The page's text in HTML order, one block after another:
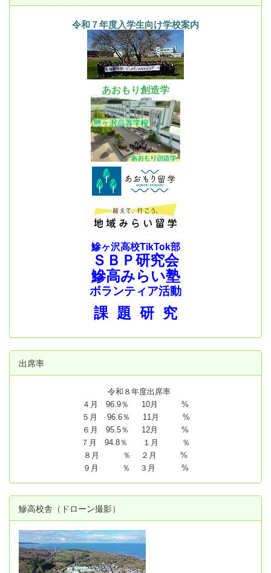
令和７年度入学生向け学校案内
あおもり創造学
鰺ヶ沢高校TikTok部
ＳＢＰ研究会
鰺高みらい塾
ボランティア活動
課 題 研 究
出席率
令和８年度出席率
４月 96.9％ 10月 %
５月 96.6％ 11月 %
６月 95.5％ 12月 %
７月 94.8％ １月 ％
８月 ％ ２月 %
９月 ％ ３月 %
鰺高校舎（ドローン撮影）